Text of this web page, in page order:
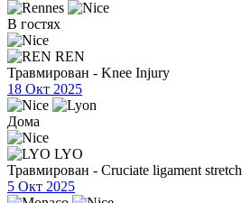
В гостях
REN
Травмирован - Knee Injury
18 Окт 2025
Дома
LYO
Травмирован - Cruciate ligament stretch
5 Окт 2025